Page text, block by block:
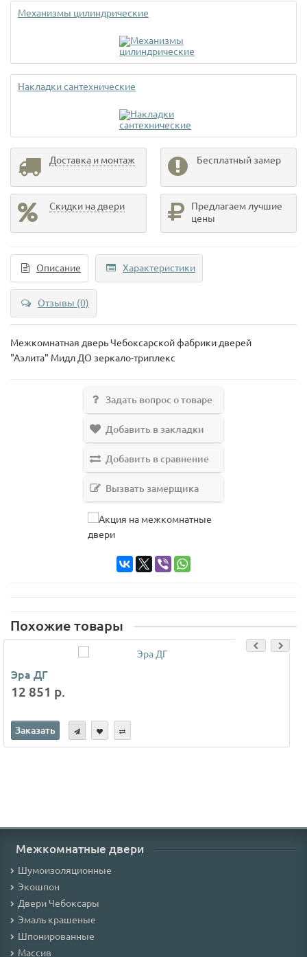
Механизмы цилиндрические
Накладки сантехнические
Доставка и монтаж Бесплатный замер
Скидки на двери
Предлагаем лучшие
цены
Описание Характеристики
Отзывы (0)
Межкомнатная дверь Чебоксарской фабрики дверей
"Аэлита" Мидл ДО зеркало-триплекс
Задать вопрос о товаре
Добавить в закладки
Добавить в сравнение
Вызвать замерщика
Похожие товары
Эра ДГ
12 851 р.
Заказать
Межкомнатные двери
Шумоизоляционные
Экошпон
Двери Чебоксары
Эмаль крашеные
Шпонированные
Массив